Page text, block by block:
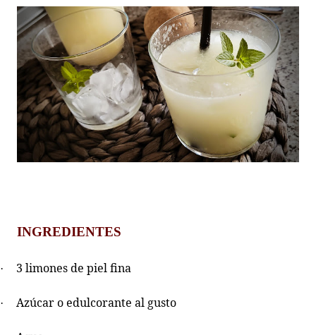
INGREDIENTES
· 3 limones de piel fina
· Azúcar o edulcorante al gusto